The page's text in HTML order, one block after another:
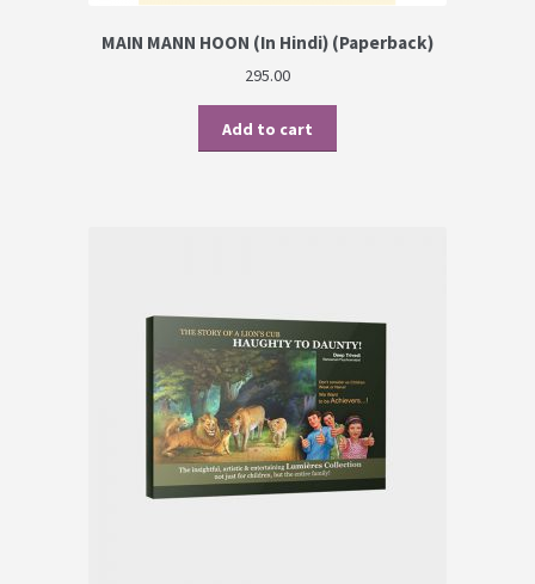
MAIN MANN HOON (In Hindi) (Paperback)
295.00
Add to cart